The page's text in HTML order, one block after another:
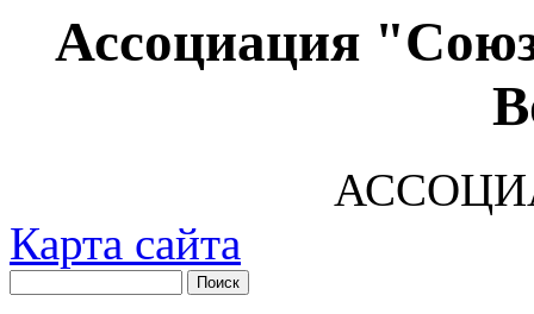
Ассоциация
Карта сайта